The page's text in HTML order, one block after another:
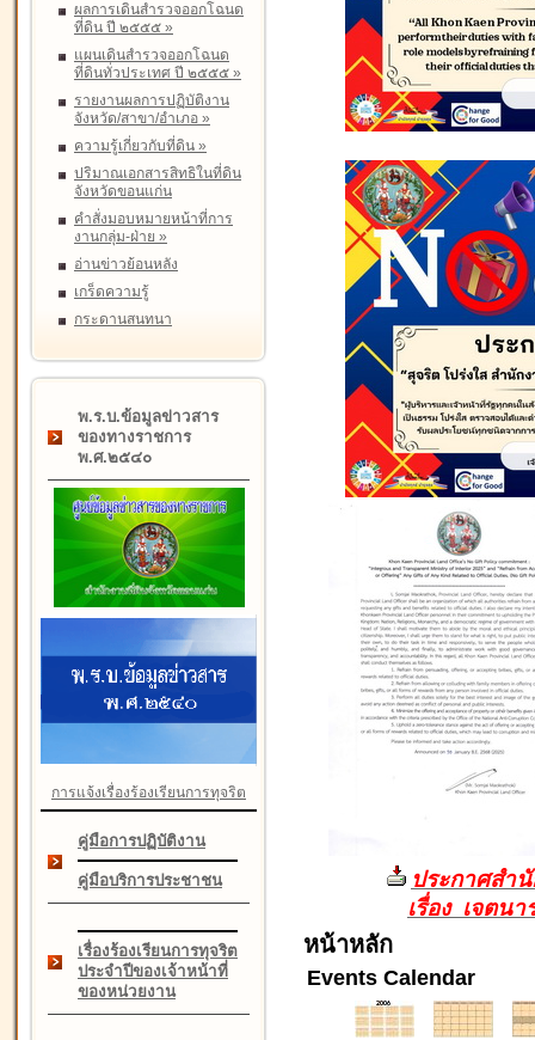
ผลการเดินสำรวจออกโฉนด
ที่ดิน ปี ๒๕๕๕ »
แผนเดินสำรวจออกโฉนด
ที่ดินทั่วประเทศ ปี ๒๕๕๕ »
รายงานผลการปฏิบัติงาน
จังหวัด/สาขา/อำเภอ »
ความรู้เกี่ยวกับที่ดิน »
ปริมาณเอกสารสิทธิในที่ดิน
จังหวัดขอนแก่น
คำสั่งมอบหมายหน้าที่การ
งานกลุ่ม-ฝ่าย »
อ่านข่าวย้อนหลัง
เกร็ดความรู้
กระดานสนทนา
พ.ร.บ.ข้อมูลข่าวสาร
ของทางราชการ
พ.ศ.๒๕๔๐
การแจ้งเรื่องร้องเรียนการทุจริต
คู่มือการปฏิบัติงาน
คู่มือบริการประชาชน
เรื่องร้องเรียนการทุจริต
ประจำปีของเจ้าหน้าที่
ของหน่วยงาน
ประกาศสำ
เรื่อง เจตน
หน้าหลัก
Events Calendar